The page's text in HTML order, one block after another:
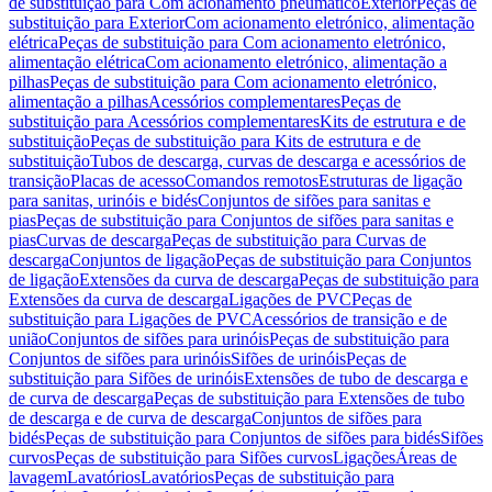
substituição para ExteriorCom acionamento eletrónico, alimentação
elétricaPeças de substituição para Com acionamento eletrónico,
alimentação elétricaCom acionamento eletrónico, alimentação a
pilhasPeças de substituição para Com acionamento eletrónico,
alimentação a pilhasAcessórios complementaresPeças de
substituição para Acessórios complementaresKits de estrutura e de
substituiçãoPeças de substituição para Kits de estrutura e de
substituiçãoTubos de descarga, curvas de descarga e acessórios de
transiçãoPlacas de acessoComandos remotosEstruturas de ligação
para sanitas, urinóis e bidésConjuntos de sifões para sanitas e
piasPeças de substituição para Conjuntos de sifões para sanitas e
piasCurvas de descargaPeças de substituição para Curvas de
descargaConjuntos de ligaçãoPeças de substituição para Conjuntos
de ligaçãoExtensões da curva de descargaPeças de substituição para
Extensões da curva de descargaLigações de PVCPeças de
substituição para Ligações de PVCAcessórios de transição e de
uniãoConjuntos de sifões para urinóisPeças de substituição para
Conjuntos de sifões para urinóisSifões de urinóisPeças de
substituição para Sifões de urinóisExtensões de tubo de descarga e
de curva de descargaPeças de substituição para Extensões de tubo
de descarga e de curva de descargaConjuntos de sifões para
bidésPeças de substituição para Conjuntos de sifões para bidésSifões
curvosPeças de substituição para Sifões curvosLigaçõesÁreas de
lavagemLavatóriosLavatóriosPeças de substituição para